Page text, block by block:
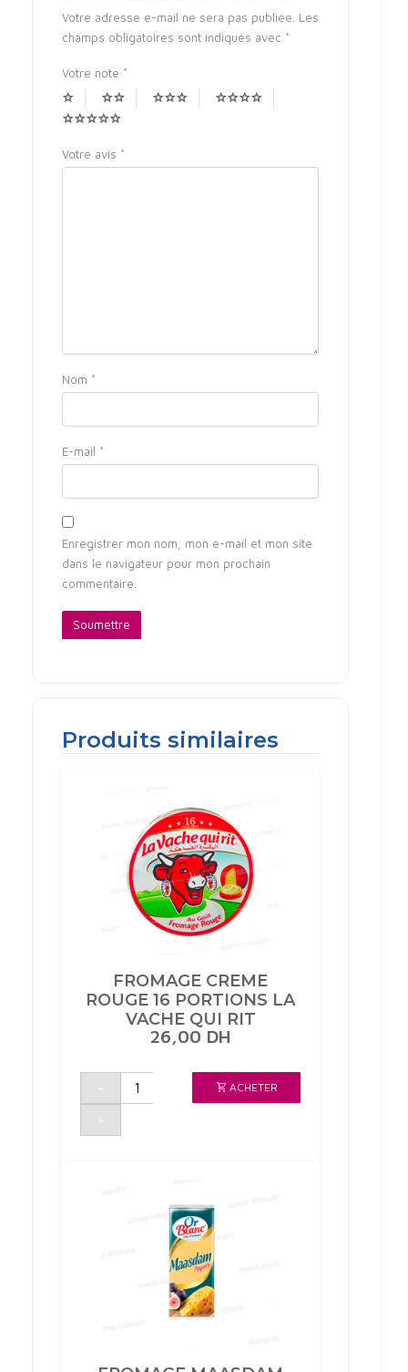
Votre adresse e-mail ne sera pas publiée. Les
champs obligatoires sont indiqués avec *
Votre note *
Votre avis *
Nom *
E-mail *
Enregistrer mon nom, mon e-mail et mon site
dans le navigateur pour mon prochain
commentaire.
Produits similaires
FROMAGE CREME
ROUGE 16 PORTIONS LA
VACHE QUI RIT
26,00 DH
-
quantité
FROMAGE
16
+
ACHETER